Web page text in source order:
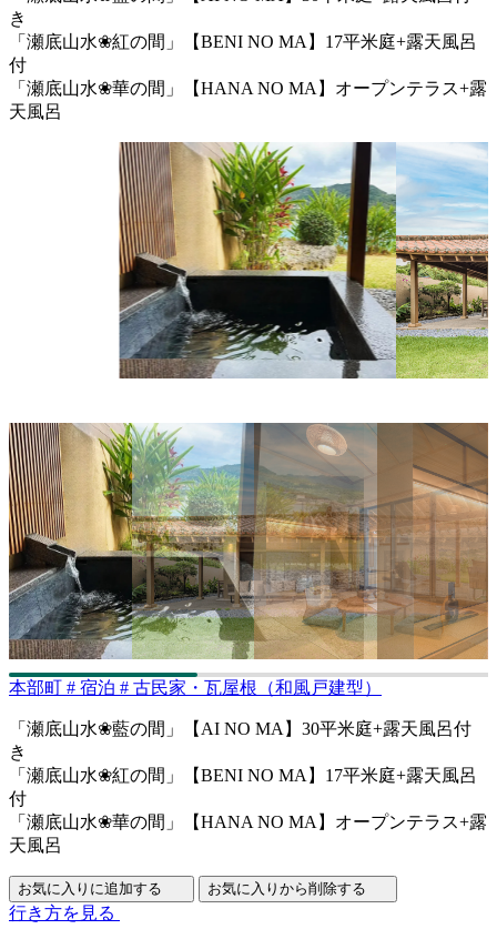
き
「瀬底山水❀紅の間」【BENI NO MA】17平米庭+露天風呂
付
「瀬底山水❀華の間」【HANA NO MA】オープンテラス+露
天風呂
本部町 # 宿泊 # 古民家・瓦屋根（和風戸建型）
「瀬底山水❀藍の間」【AI NO MA】30平米庭+露天風呂付
き
「瀬底山水❀紅の間」【BENI NO MA】17平米庭+露天風呂
付
「瀬底山水❀華の間」【HANA NO MA】オープンテラス+露
天風呂
お気に入りに追加する お気に入りから削除する
行き方を見る